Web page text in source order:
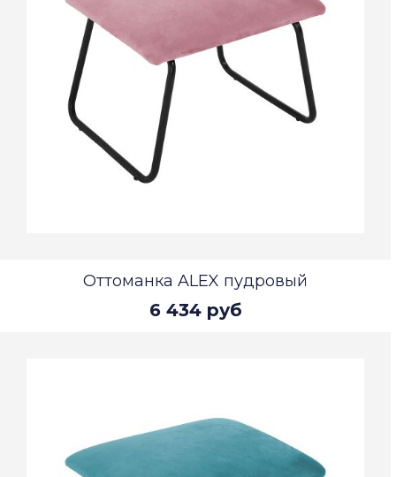
Оттоманка ALEX пудровый
6 434 руб